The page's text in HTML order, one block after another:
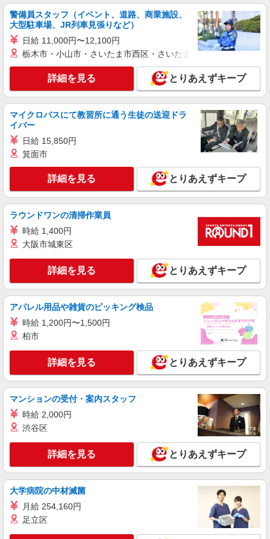
キープ 詳細を見る
派遣社員
株式会社kotrio /●SD-H-1975332
白河市｜リハビリ補助などのデイサービス
STAFF♪未経験OK
時給1350円〜2062円 ＜日払い有/週払い有/交
通費全支給(ガソリン代含む)＞
白河市
キープ 詳細を見る
株式会社ブレイブ（マイナビグループ）/MD09
介護スタッフ ◆デイサービス、サービス付き
高齢者向け住宅、グループホームなど様々な勤
務先から選べます。
未経験：時給1350〜1550円（資格・経験によ
る） 経験者：時給1550〜1750円（資格・経験によ
払い/週払い/月払い対応も可能です。詳しくは面談
時にご相談ください。 ◆交通費：別途全額支給 ※
当社規定あり
「白坂駅」 ★その他、近隣に多数勤務地ありま
す！
詳細を見る
派遣社員
株式会社kotrio /●SD-H-1993155
白河市＊グループホームSTAFF＊生活のサポ
時給1350円〜2062円 ＜日払い有/週払い有/交
通費全支給(ガソリン代含む)＞
白河市
キープ 詳細を見る
株式会社kotrio /●SD-H-2066595
白河市＊年齢不問◎未経験から安定した業界へ
＊サ高住
時給1350円〜2062円 ＜日払い有/週払い有/交
通費全支給(ガソリン代含む)＞
警備員スタッフ（イベント、道路、商業施設、
大型駐車場、JR列車見張りなど）
日給 11,000円〜12,100円
栃木市・小山市・さいたま市西区・さいたま市岩槻区・久喜市・
詳細を見る とりあえずキープ
マイクロバスにて教習所に通う生徒の送迎ドラ
イバー
日給 15,850円
箕面市
詳細を見る とりあえずキープ
ラウンドワンの清掃作業員
時給 1,400円
大阪市城東区
詳細を見る とりあえずキープ
アパレル用品や雑貨のピッキング検品
時給 1,200円〜1,500円
柏市
詳細を見る とりあえずキープ
マンションの受付・案内スタッフ
時給 2,000円
渋谷区
詳細を見る とりあえずキープ
大学病院の中材滅菌
月給 254,160円
足立区